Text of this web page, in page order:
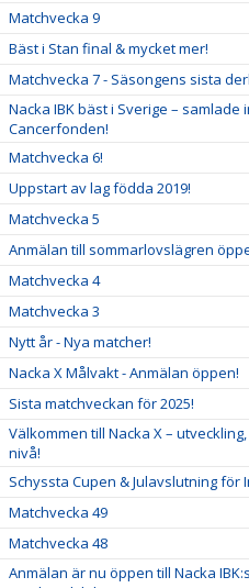
Matchvecka 9
Bäst i Stan final & mycket mer!
Matchvecka 7 - Säsongens sista
Nacka IBK bäst i Sverige – samlade
Cancerfonden!
Matchvecka 6!
Uppstart av lag födda 2019!
Matchvecka 5
Anmälan till sommarlovslägren
Matchvecka 4
Matchvecka 3
Nytt år - Nya matcher!
Nacka X Målvakt - Anmälan öppen!
Sista matchveckan för 2025!
Välkommen till Nacka X –
nivå!
Schyssta Cupen & Julavslutning för
Matchvecka 49
Matchvecka 48
Anmälan är nu öppen till Nacka